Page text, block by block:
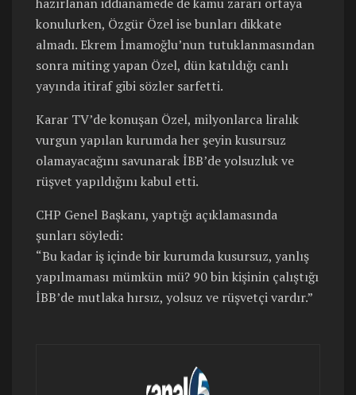
konulurken, Özgür Özel ise bunları dikkate
almadı. Ekrem İmamoğlu’nun tutuklanmasından
sonra miting yapan Özel, dün katıldığı canlı
yayında itiraf gibi sözler sarfetti.
Karar TV’de konuşan Özel, milyonlarca liralık
vurgun yapılan kurumda her şeyin kusursuz
olamayacağını savunarak İBB’de yolsuzluk ve
rüşvet yapıldığını kabul etti.
CHP Genel Başkanı, yaptığı açıklamasında
şunları söyledi:
“Bu kadar iş içinde bir kurumda kusursuz, yanlış
yapılmaması mümkün mü? 90 bin kişinin çalıştığı
İBB’de mutlaka hırsız, yolsuz ve rüşvetçi vardır.”